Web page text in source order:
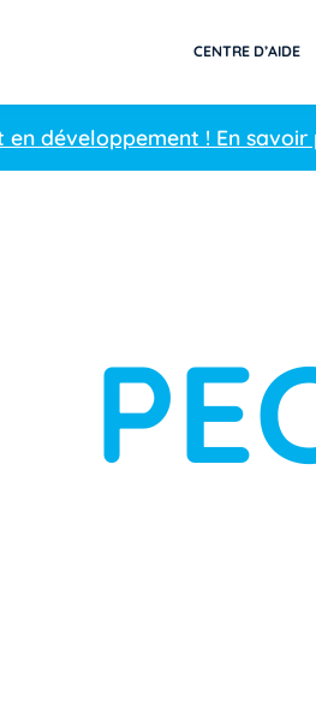
CENTRE D’AIDE
en développement ! En